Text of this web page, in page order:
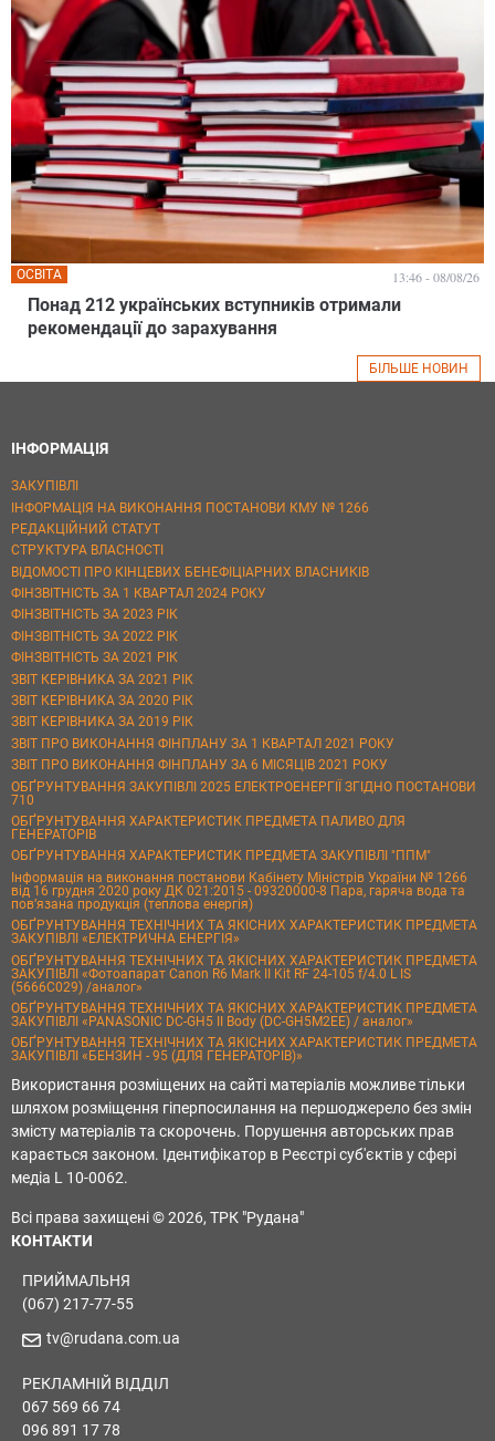
Понад 212 українських вступників отримали
рекомендації до зарахування
ОСВІТА 13:46 - 08/08/26
БІЛЬШЕ НОВИН
ІНФОРМАЦІЯ
ЗАКУПІВЛІ
ІНФОРМАЦІЯ НА ВИКОНАННЯ ПОСТАНОВИ КМУ № 1266
РЕДАКЦІЙНИЙ СТАТУТ
СТРУКТУРА ВЛАСНОСТІ
ВІДОМОСТІ ПРО КІНЦЕВИХ БЕНЕФІЦІАРНИХ ВЛАСНИКІВ
ФІНЗВІТНІСТЬ ЗА 1 КВАРТАЛ 2024 РОКУ
ФІНЗВІТНІСТЬ ЗА 2023 РІК
ФІНЗВІТНІСТЬ ЗА 2022 РІК
ФІНЗВІТНІСТЬ ЗА 2021 РІК
ЗВІТ КЕРІВНИКА ЗА 2021 РІК
ЗВІТ КЕРІВНИКА ЗА 2020 РІК
ЗВІТ КЕРІВНИКА ЗА 2019 РІК
ЗВІТ ПРО ВИКОНАННЯ ФІНПЛАНУ ЗА 1 КВАРТАЛ 2021 РОКУ
ЗВІТ ПРО ВИКОНАННЯ ФІНПЛАНУ ЗА 6 МІСЯЦІВ 2021 РОКУ
ОБҐРУНТУВАННЯ ЗАКУПІВЛІ 2025 ЕЛЕКТРОЕНЕРГІЇ ЗГІДНО ПОСТАНОВИ
710
ОБҐРУНТУВАННЯ ХАРАКТЕРИСТИК ПРЕДМЕТА ПАЛИВО ДЛЯ
ГЕНЕРАТОРІВ
ОБҐРУНТУВАННЯ ХАРАКТЕРИСТИК ПРЕДМЕТА ЗАКУПІВЛІ "ППМ"
Інформація на виконання постанови Кабінету Міністрів України № 1266
від 16 грудня 2020 року ДК 021:2015 - 09320000-8 Пара, гаряча вода та
пов’язана продукція (теплова енергія)
ОБҐРУНТУВАННЯ ТЕХНІЧНИХ ТА ЯКІСНИХ ХАРАКТЕРИСТИК ПРЕДМЕТА
ЗАКУПІВЛІ «ЕЛЕКТРИЧНА ЕНЕРГІЯ»
ОБҐРУНТУВАННЯ ТЕХНІЧНИХ ТА ЯКІСНИХ ХАРАКТЕРИСТИК ПРЕДМЕТА
ЗАКУПІВЛІ «Фотоапарат Canon R6 Mark II Kit RF 24-105 f/4.0 L IS
(5666C029) /аналог»
ОБҐРУНТУВАННЯ ТЕХНІЧНИХ ТА ЯКІСНИХ ХАРАКТЕРИСТИК ПРЕДМЕТА
ЗАКУПІВЛІ «PANASONIC DC-GH5 II Body (DC-GH5M2EE) / аналог»
ОБҐРУНТУВАННЯ ТЕХНІЧНИХ ТА ЯКІСНИХ ХАРАКТЕРИСТИК ПРЕДМЕТА
ЗАКУПІВЛІ «БЕНЗИН - 95 (ДЛЯ ГЕНЕРАТОРІВ)»
Використання розміщених на сайті матеріалів можливе тільки
шляхом розміщення гіперпосилання на першоджерело без змін
змісту матеріалів та скорочень. Порушення авторських прав
карається законом. Ідентифікатор в Реєстрі суб'єктів у сфері
медіа L 10-0062.
Всі права захищені © 2026, ТРК "Рудана"
КОНТАКТИ
ПРИЙМАЛЬНЯ
(067) 217-77-55
tv@rudana.com.ua
РЕКЛАМНІЙ ВІДДІЛ
067 569 66 74
096 891 17 78